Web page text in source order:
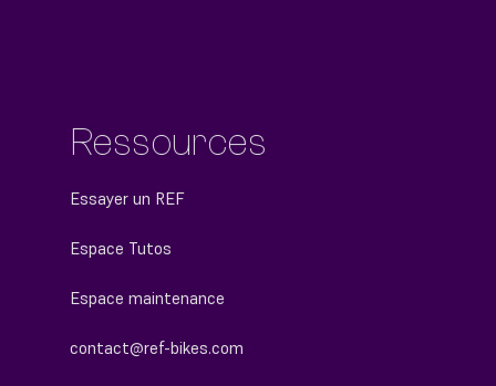
Ressources
Essayer un REF
Espace Tutos
Espace maintenance
contact@ref-bikes.com